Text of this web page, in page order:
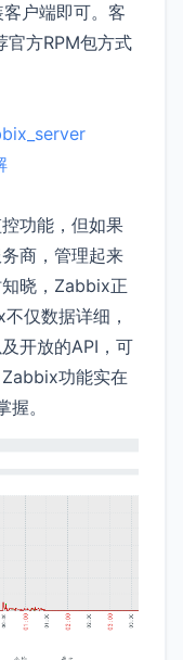
户端即可。客
官方RPM包方式
功能，但如果
商，管理起来
晓，Zabbix正
仅数据详细，
开放的API，可
功能实在
。